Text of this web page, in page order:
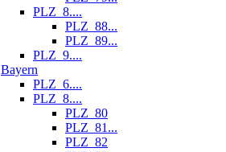
PLZ_8....
PLZ_88...
PLZ_89...
PLZ_9....
Bayern
PLZ_6....
PLZ_8....
PLZ_80
PLZ_81...
PLZ_82